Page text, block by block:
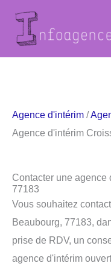
contenu
Agence d'intérim /
Agence d'intérim
Contacter une agence
77183
Vous souhaitez
Beaubourg, 77183,
prise de RDV, un
agence d'intérim